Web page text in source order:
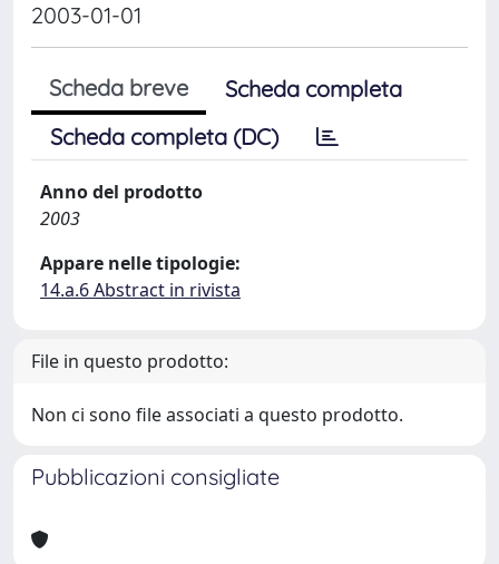
2003-01-01
Scheda breve
Scheda completa
Scheda completa (DC)
Anno del prodotto
2003
Appare nelle tipologie:
14.a.6 Abstract in rivista
File in questo prodotto:
Non ci sono file associati a questo prodotto.
Pubblicazioni consigliate